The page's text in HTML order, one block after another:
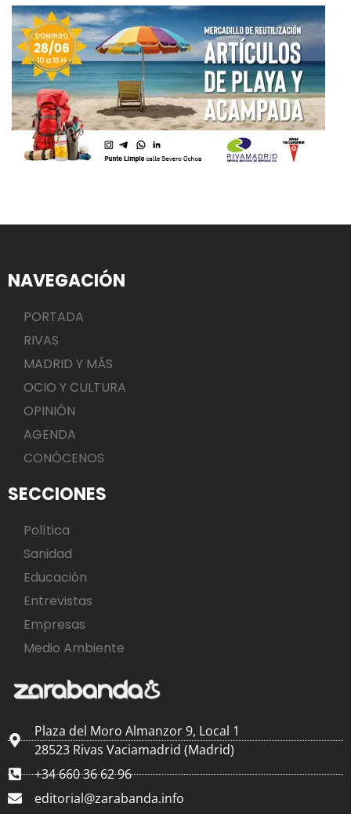
NAVEGACIÓN
PORTADA
RIVAS
MADRID Y MÁS
OCIO Y CULTURA
OPINIÓN
AGENDA
CONÓCENOS
SECCIONES
Política
Sanidad
Educación
Entrevistas
Empresas
Medio Ambiente
Plaza del Moro Almanzor 9, Local 1
28523 Rivas Vaciamadrid (Madrid)
+34 660 36 62 96
editorial@zarabanda.info